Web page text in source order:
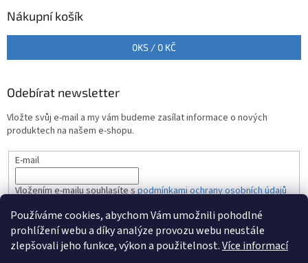
Používáme cookies, abychom Vám umožnili pohodlné
prohlížení webu a díky analýze provozu webu neustále
zlepšovali jeho funkce, výkon a použitelnost.Více informací
Nákupní košík
0KS / 0 KČ
Odebírat newsletter
Vložte svůj e-mail a my vám budeme zasílat informace o nových
produktech na našem e-shopu.
E-mail
Vložením e-mailu souhlasíte spodmínkami ochrany osobních údajů
PŘIHLÁSIT SE